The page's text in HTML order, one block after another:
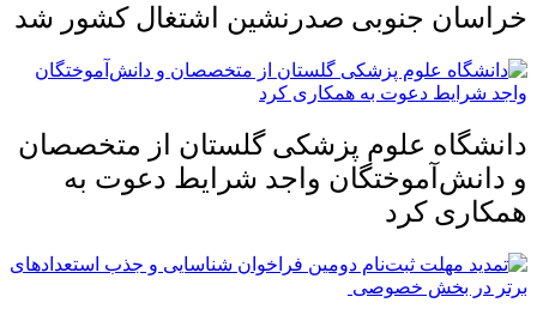
خراسان جنوبی صدرنشین اشتغال کشور شد
دانشگاه علوم پزشکی گلستان از متخصصان
و دانش‌آموختگان واجد شرایط دعوت به
همکاری کرد